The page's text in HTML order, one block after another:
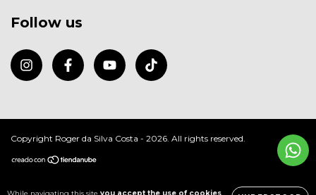
While navigating this site you accept the use of cookies
Follow us
Copyright Roger da Silva Costa - 2026. All rights reserved.